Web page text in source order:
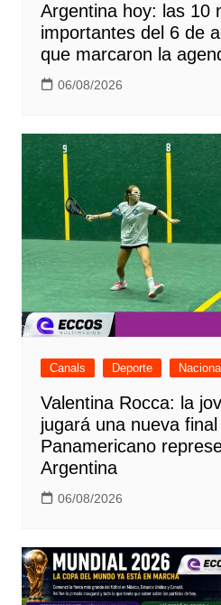
Argentina hoy: las 10
importantes del 6 de
que marcaron la
06/08/2026
Canals Deporte
Valentina Rocca: la
jugará una nueva
Panamericano
Argentina
06/08/2026